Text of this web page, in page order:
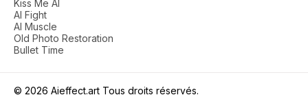
Kiss Me AI
AI Fight
AI Muscle
Old Photo Restoration
Bullet Time
© 2026 Aieffect.art Tous droits réservés.